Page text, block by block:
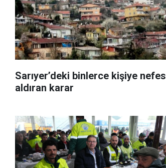
Sarıyer’deki binlerce kişiye nefes
aldıran karar